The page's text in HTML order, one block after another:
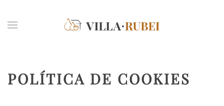
Skip to main content
POLÍTICA DE COOKIES